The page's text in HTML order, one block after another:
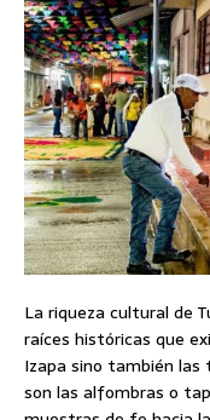
La riqueza cultural de
raíces históricas que
Izapa sino también las
son las alfombras o